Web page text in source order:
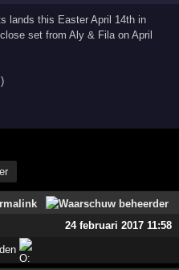
lands this Easter April 14th in
set from Aly & Fila on April
24 februari 2017 11:58